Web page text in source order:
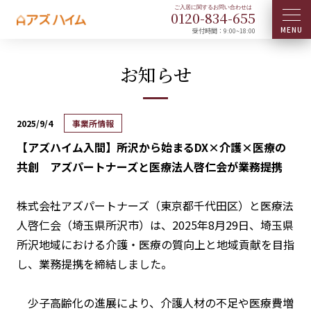
0120-834-655
受付時間：9:00~18:00
お知らせ
2025/9/4 事業所情報
【アズハイム入間】所沢から始まるDX×介護×医療の
共創 アズパートナーズと医療法人啓仁会が業務提携
株式会社アズパートナーズ（東京都千代田区）と医療法
人啓仁会（埼玉県所沢市）は、2025年8月29日、埼玉県
所沢地域における介護・医療の質向上と地域貢献を目指
し、業務提携を締結しました。
少子高齢化の進展により、介護人材の不足や医療費増